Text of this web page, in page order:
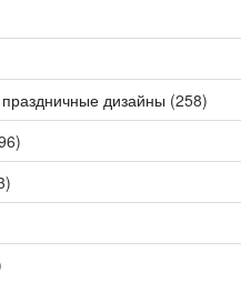
дизайны (258)